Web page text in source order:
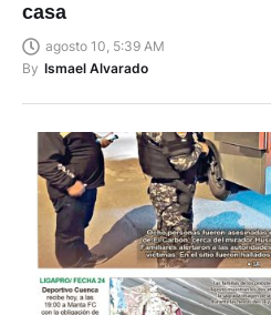
casa
agosto 10, 5:39 AM
By Ismael Alvarado